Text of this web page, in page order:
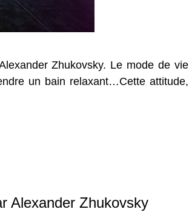
Zhukovsky. Le mode de vie
un bain relaxant…Cette attitude,
Alexander Zhukovsky